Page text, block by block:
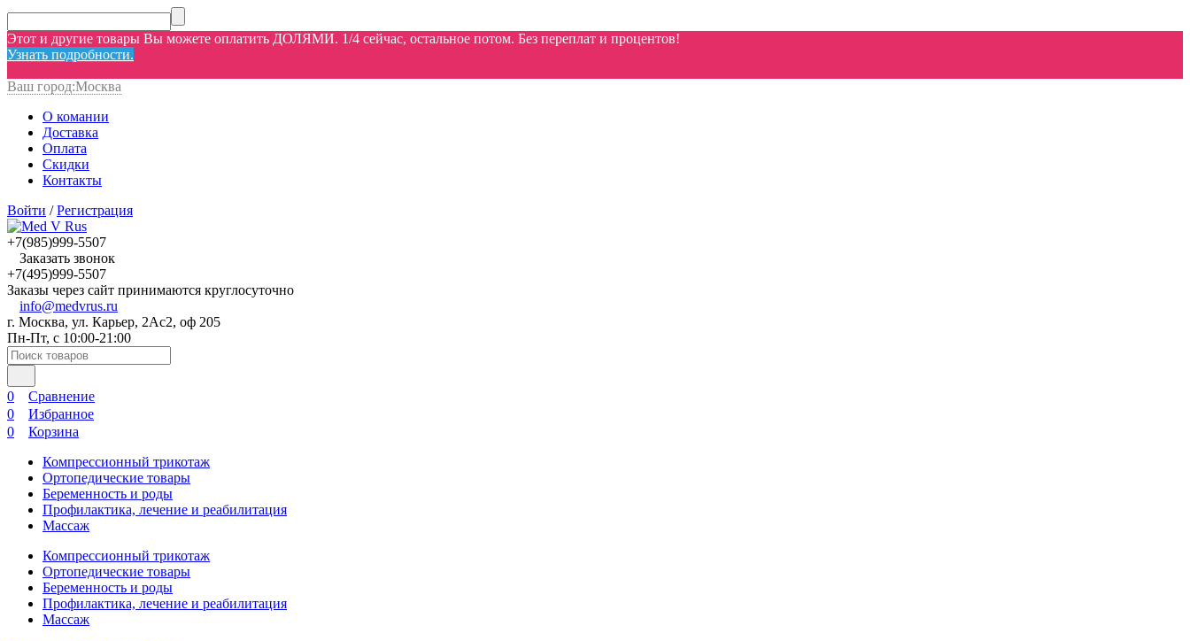
Этот и другие товары Вы можете оплатить ДОЛЯМИ. 1/4 сейчас, остальное потом. Без переплат и процентов!
Узнать подробности.
Ваш город:Москва
О комании
Доставка
Оплата
Скидки
Контакты
Войти /Регистрация
+7(985)999-5507
Заказать звонок
+7(495)999-5507
Заказы через сайт принимаются круглосуточно
info@medvrus.ru
г. Москва, ул. Карьер, 2Ас2, оф 205
Пн-Пт, с 10:00-21:00
0
Сравнение
0
Избранное
0
Корзина
Компрессионный трикотаж
Ортопедические товары
Беременность и роды
Профилактика, лечение и реабилитация
Массаж
Компрессионный трикотаж
Ортопедические товары
Беременность и роды
Профилактика, лечение и реабилитация
Массаж